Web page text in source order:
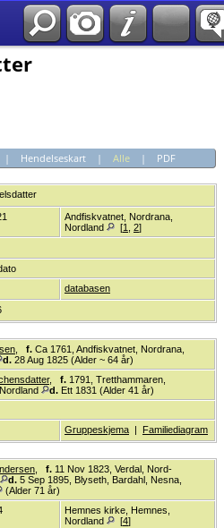
Hendelseskart| Alle| PDF
Andfiskvatnet, Nordrana,
Nordland
[1 2]
databasen
f. Ca 1761, Andfiskvatnet, Nordrana,
d. 28 Aug 1825 (Alder ~ 64 år)
, f. 1791, Tretthammaren,
d. Ett 1831 (Alder 41 år)
Gruppeskjema | Familiediagram
f. 11 Nov 1823, Verdal, Nord-
d. 5 Sep 1895, Blyseth, Bardahl, Nesna,
(Alder 71 år)
Hemnes kirke, Hemnes,
Nordland
[4]